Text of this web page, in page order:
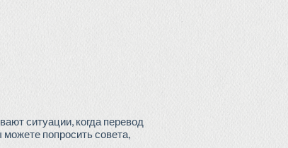
ситуации, когда перевод
можете попросить совета,